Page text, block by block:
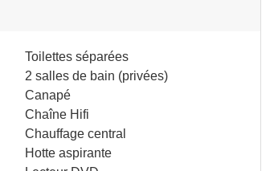
Toilettes séparées
2 salles de bain (privées)
Canapé
Chaîne Hifi
Chauffage central
Hotte aspirante